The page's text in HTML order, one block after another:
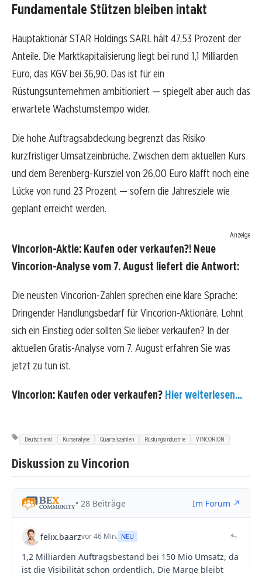
Fundamentale Stützen bleiben intakt
Hauptaktionär STAR Holdings SARL hält 47,53 Prozent der
Anteile. Die Marktkapitalisierung liegt bei rund 1,1 Milliarden
Euro, das KGV bei 36,90. Das ist für ein
Rüstungsunternehmen ambitioniert — spiegelt aber auch das
erwartete Wachstumstempo wider.
Die hohe Auftragsabdeckung begrenzt das Risiko
kurzfristiger Umsatzeinbrüche. Zwischen dem aktuellen Kurs
und dem Berenberg-Kursziel von 26,00 Euro klafft noch eine
Lücke von rund 23 Prozent — sofern die Jahresziele wie
geplant erreicht werden.
Anzeige
Vincorion-Aktie: Kaufen oder verkaufen?! Neue
Vincorion-Analyse vom 7. August liefert die Antwort:
Die neusten Vincorion-Zahlen sprechen eine klare Sprache:
Dringender Handlungsbedarf für Vincorion-Aktionäre. Lohnt
sich ein Einstieg oder sollten Sie lieber verkaufen? In der
aktuellen Gratis-Analyse vom 7. August erfahren Sie was
jetzt zu tun ist.
Vincorion: Kaufen oder verkaufen? Hier weiterlesen...
Deutschland Kursanalyse Quartalszahlen Rüstungsindustrie VINCORION
Diskussion zu Vincorion